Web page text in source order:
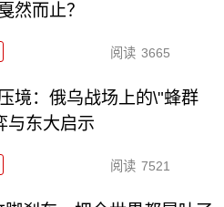
然而止？
阅读 3665
境：俄乌战场上的\"蜂群
与东大启示
阅读 7521